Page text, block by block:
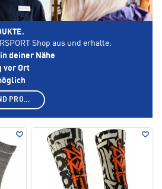
Shop aus und erhalte:
deiner Nähe
vor Ort
SHOP AUSWÄHLEN UND PRODUKTE ANZEIGEN